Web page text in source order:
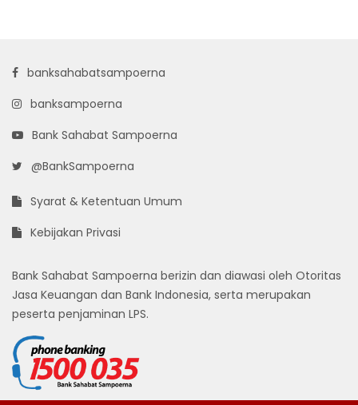
banksahabatsampoerna
banksampoerna
Bank Sahabat Sampoerna
@BankSampoerna
Syarat & Ketentuan Umum
Kebijakan Privasi
Bank Sahabat Sampoerna berizin dan diawasi oleh Otoritas
Jasa Keuangan dan Bank Indonesia, serta merupakan
peserta penjaminan LPS.